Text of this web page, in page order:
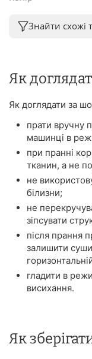
Знайти схожі
Як
Як доглядати за
прати вручну
машинці в
при пранні
тканин, а не
не
білизни;
не
зіпсувати
після прання
залишити
гладити в
висихання.
Як